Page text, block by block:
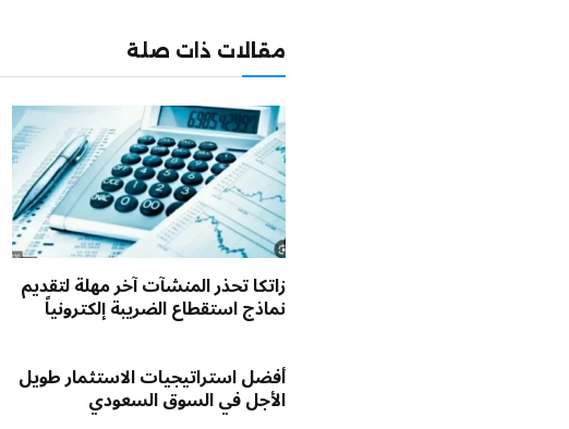
مقالات ذات صلة
زاتكا تحذر المنشآت آخر مهلة لتقديم
نماذج استقطاع الضريبة إلكترونياً
أفضل استراتيجيات الاستثمار طويل
الأجل في السوق السعودي